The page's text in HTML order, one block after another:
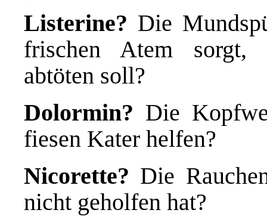
Listerine? Die
frischen Atem sorgt,
abtöten soll?
Dolormin? Die
fiesen Kater helfen?
Nicorette? Die
nicht geholfen hat?